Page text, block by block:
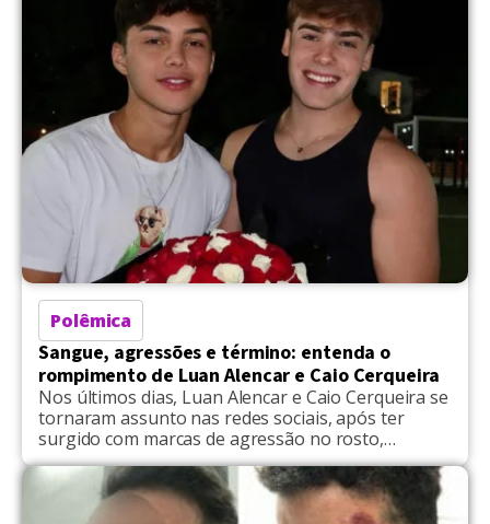
Polêmica
Sangue, agressões e término: entenda o
rompimento de Luan Alencar e Caio Cerqueira
Nos últimos dias, Luan Alencar e Caio Cerqueira se
tornaram assunto nas redes sociais, após ter
surgido com marcas de agressão no rosto,
ocasionados por uma discussão que resultou em
violência física durante viagem a Paris, na França.
Nos Stories dos perfis do Instagram, eles